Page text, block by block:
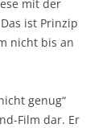
mit der
ist Prinzip
nicht bis an
genug“
Film dar. Er